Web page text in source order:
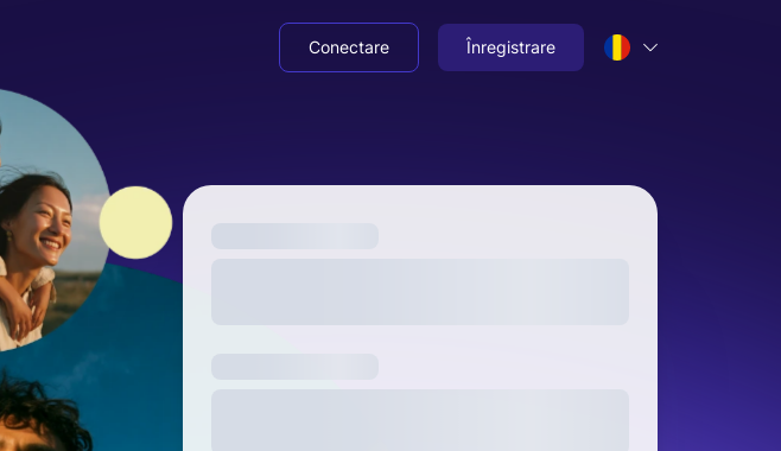
Conectare Înregistrare